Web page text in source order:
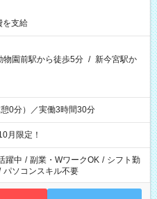
を支給
物園前駅から徒歩5分 / 新今宮駅か
0分）／実働3時間30分
限定！
躍中 / 副業・WワークOK / シフト勤
パソコンスキル不要